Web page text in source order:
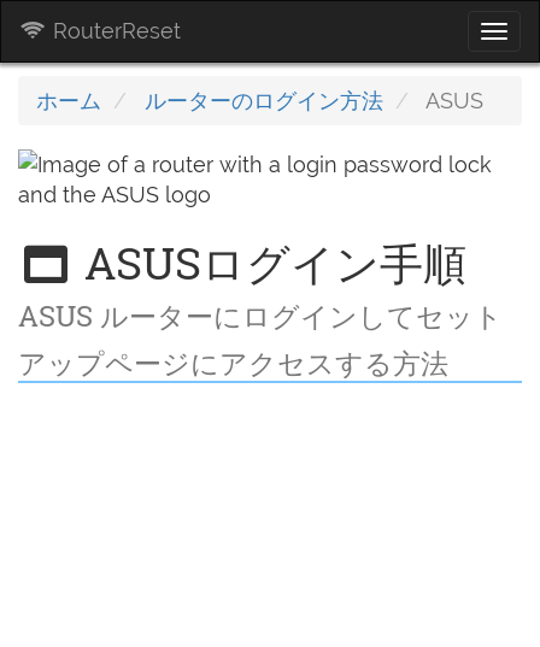
RouterReset
ホーム ルーターのログイン方法 ASUS
ASUSログイン手順
ASUS ルーターにログインしてセット
アップページにアクセスする方法